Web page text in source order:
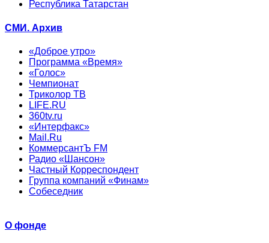
Республика Татарстан
СМИ. Архив
«Доброе утро»
Программа «Время»
«Голос»
Чемпионат
Триколор ТВ
LIFE.RU
360tv.ru
«Интерфакс»
Mail.Ru
КоммерсантЪ FM
Радио «Шансон»
Частный Корреспондент
Группа компаний «Финам»
Собеседник
О фонде